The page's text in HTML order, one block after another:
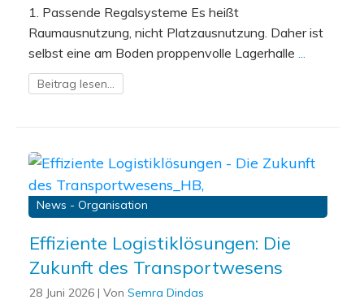
1. Passende Regalsysteme Es heißt
Raumausnutzung, nicht Platzausnutzung. Daher ist
selbst eine am Boden proppenvolle Lagerhalle ...
Beitrag lesen...
News - Organisation
Effiziente Logistiklösungen: Die
Zukunft des Transportwesens
28 Juni 2026 | Von Semra Dindas